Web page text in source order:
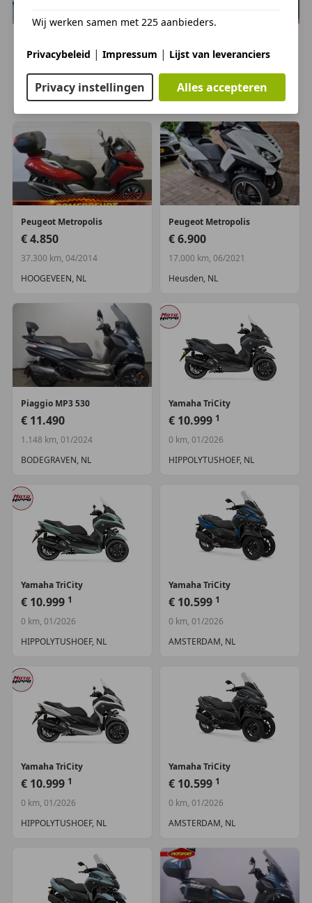
€ 4.990
26.669 km, 07/2014
AMSTERDAM, NL
€ 5.450
39.900 km, 04/2017
HOOGEVEEN, NL
Peugeot Metropolis
€ 4.850
37.300 km, 04/2014
HOOGEVEEN, NL
Peugeot Metropolis
€ 6.900
17.000 km, 06/2021
Heusden, NL
Piaggio MP3 530
€ 11.490
1.148 km, 01/2024
BODEGRAVEN, NL
YamahaTriCity
€ 10.999 1
0 km, 01/2026
HIPPOLYTUSHOEF, NL
Yamaha TriCity
€ 10.999 1
0 km, 01/2026
HIPPOLYTUSHOEF, NL
YamahaTriCity
€ 10.599 1
0 km, 01/2026
AMSTERDAM, NL
Yamaha TriCity
€ 10.999 1
0 km, 01/2026
HIPPOLYTUSHOEF, NL
YamahaTriCity
€ 10.599 1
0 km, 01/2026
AMSTERDAM, NL
Wij werken samen met 225 aanbieders.
Privacybeleid | Impressum | Lijst van leveranciers
Privacy instellingen Alles accepteren